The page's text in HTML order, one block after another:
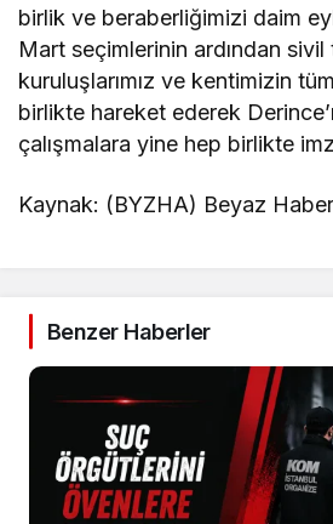
birlik ve beraberliğimizi daim
Mart seçimlerinin ardından sivil
kuruluşlarımız ve kentimizin
birlikte hareket ederek
çalışmalara yine hep birlikte
Kaynak: (BYZHA) Beyaz Haber
Benzer Haberler